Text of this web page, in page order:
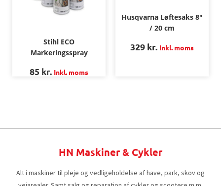
Stihl ECO
Markeringsspray
85 kr. Inkl. moms
Husqvarna Løftesaks 8″
/ 20 cm
329 kr. Inkl. moms
HN Maskiner & Cykler
Alt i maskiner til pleje og vedligeholdelse af have, park, skov og